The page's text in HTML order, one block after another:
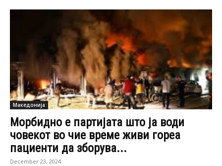
Македонија
Морбидно е партијата што ја води
човекот во чие време живи гореа
пациенти да зборува...
December 23, 2024